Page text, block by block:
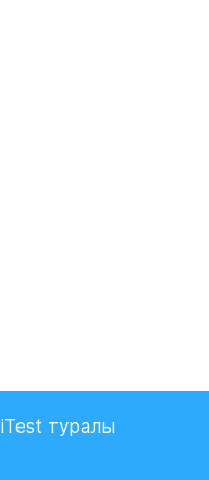
iTest туралы